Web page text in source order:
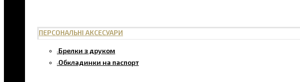
ПЕРСОНАЛЬНІ АКСЕСУАРИ
Брелки з друком
Обкладинки на паспорт